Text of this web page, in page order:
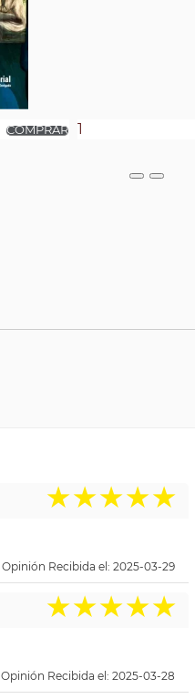
★★★★★
Opinión Recibida el: 2025-03-29
★★★★★
Opinión Recibida el: 2025-03-28